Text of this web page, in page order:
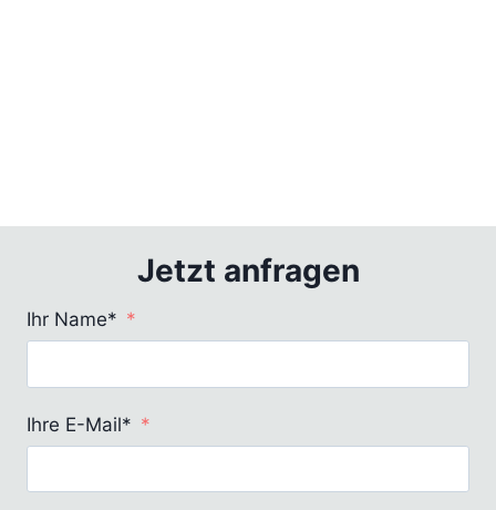
Jetzt anfragen
Ihr Name*
Ihre E-Mail*